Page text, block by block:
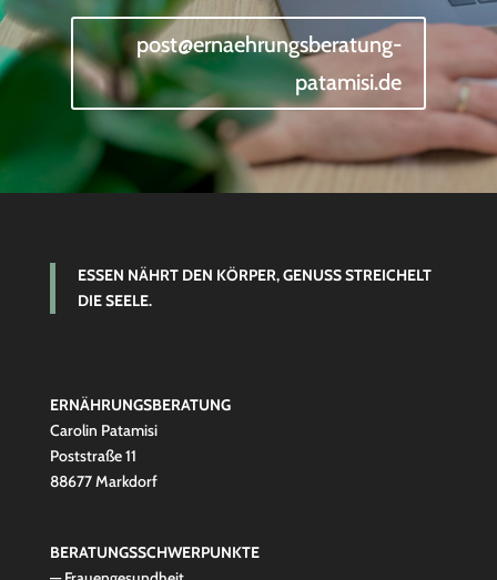
post@ernaehrungsberatung-
patamisi.de
ESSEN NÄHRT DEN KÖRPER, GENUSS STREICHELT
DIE SEELE.
ERNÄHRUNGSBERATUNG
Carolin Patamisi
Poststraße 11
88677 Markdorf
BERATUNGSSCHWERPUNKTE